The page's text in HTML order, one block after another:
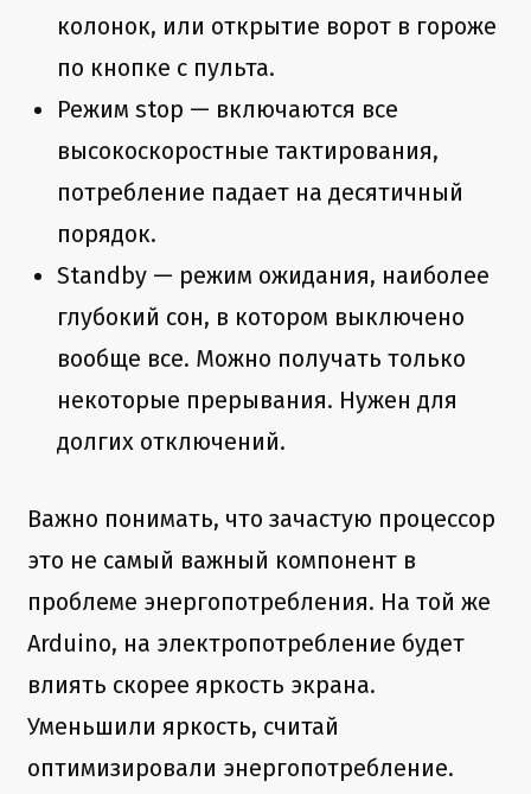
колонок, или открытие ворот в гороже
по кнопке с пульта.
Режим stop — включаются все
высокоскоростные тактирования,
потребление падает на десятичный
порядок.
Standby — режим ожидания, наиболее
глубокий сон, в котором выключено
вообще все. Можно получать только
некоторые прерывания. Нужен для
долгих отключений.
Важно понимать, что зачастую процессор
это не самый важный компонент в
проблеме энергопотребления. На той же
Arduino, на электропотребление будет
влиять скорее яркость экрана.
Уменьшили яркость, считай
оптимизировали энергопотребление.